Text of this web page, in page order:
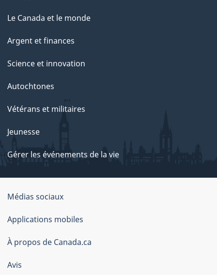
Le Canada et le monde
Argent et finances
Science et innovation
Autochtones
Vétérans et militaires
Jeunesse
Gérer les événements de la vie
Organisation
du
gouvernement
du
Canada
Médias sociaux
Applications mobiles
À propos de Canada.ca
Avis